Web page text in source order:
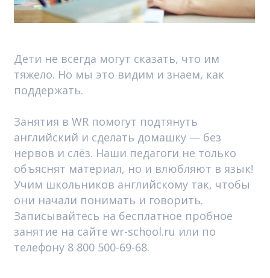
Дети не всегда могут сказать, что им
тяжело. Но мы это видим и знаем, как
поддержать.
Занятия в WR помогут подтянуть
английский и сделать домашку — без
нервов и слёз. Наши педагоги не только
объяснят материал, но и влюбляют в язык!
Учим школьников английскому так, чтобы
они начали понимать и говорить.
Записывайтесь на бесплатное пробное
занятие на сайте wr-school.ru или по
телефону 8 800 500-69-68.